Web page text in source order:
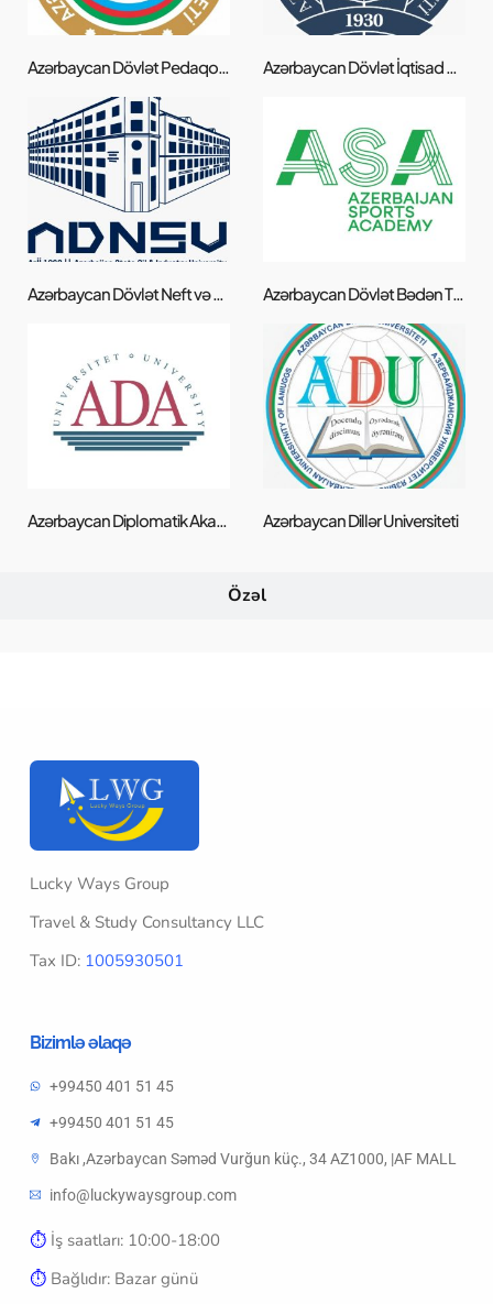
Özəl
Azərbaycan Dövlət Bədən Tərbiyəsi və İdman Akademiyası
Azərbaycan Dillər Universiteti
Lucky Ways Group
Travel & Study Consultancy LLC
Tax ID: 1005930501
Bizimlə əlaqə
+99450 401 51 45
+99450 401 51 45
Bakı ,Azərbaycan Səməd Vurğun küç., 34 AZ1000, |AF MALL
info@luckywaysgroup.com
⏱︎ İş saatları: 10:00-18:00
⏱︎ Bağlıdır: Bazar günü